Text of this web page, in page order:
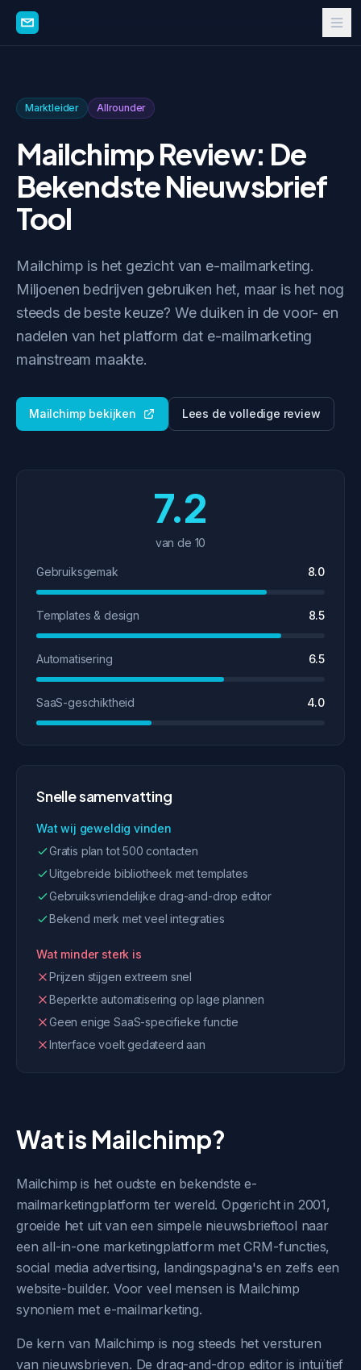
Marktleider Allrounder
Mailchimp Review: De
Bekendste Nieuwsbrief
Tool
Mailchimp is het gezicht van e-mailmarketing.
Miljoenen bedrijven gebruiken het, maar is het nog
steeds de beste keuze? We duiken in de voor- en
nadelen van het platform dat e-mailmarketing
mainstream maakte.
Mailchimp bekijken Lees de volledige review
7.2
van de 10
Gebruiksgemak 8.0
Templates & design 8.5
Automatisering 6.5
SaaS-geschiktheid 4.0
Snelle samenvatting
Wat wij geweldig vinden
Gratis plan tot 500 contacten
Uitgebreide bibliotheek met templates
Gebruiksvriendelijke drag-and-drop editor
Bekend merk met veel integraties
Wat minder sterk is
Prijzen stijgen extreem snel
Beperkte automatisering op lage plannen
Geen enige SaaS-specifieke functie
Interface voelt gedateerd aan
Wat is Mailchimp?
Mailchimp is het oudste en bekendste e-
mailmarketingplatform ter wereld. Opgericht in 2001,
groeide het uit van een simpele nieuwsbrieftool naar
een all-in-one marketingplatform met CRM-functies,
social media advertising, landingspagina's en zelfs een
website-builder. Voor veel mensen is Mailchimp
synoniem met e-mailmarketing.
De kern van Mailchimp is nog steeds het versturen
van nieuwsbrieven. De drag-and-drop editor is intuïtief